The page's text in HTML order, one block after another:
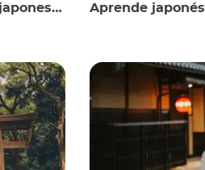
Aprende japonés